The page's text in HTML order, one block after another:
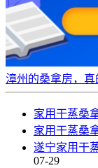
漳州的桑拿房，真
家用干蒸桑
家用干蒸桑
遂宁家用干
07-29